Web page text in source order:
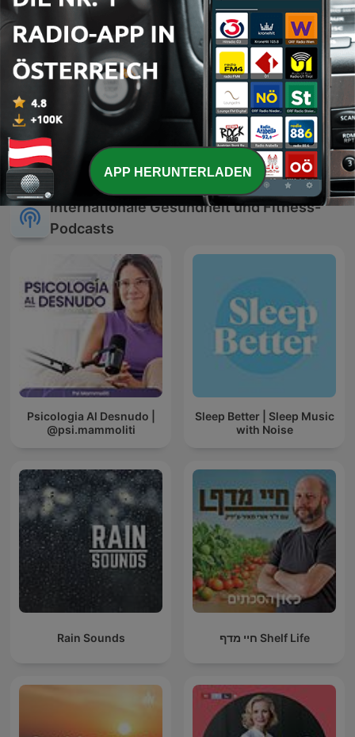
WDR 2 Frag dich fit – mit
Doc Esser und Johanna
Einschlafen mit Geografie
Internationale Gesundheit und Fitness-
Podcasts
Psicologia Al Desnudo |
@psi.mammoliti
Sleep Better | Sleep Music
with Noise
Rain Sounds חיי מדף Shelf Life
APP HERUNTERLADEN